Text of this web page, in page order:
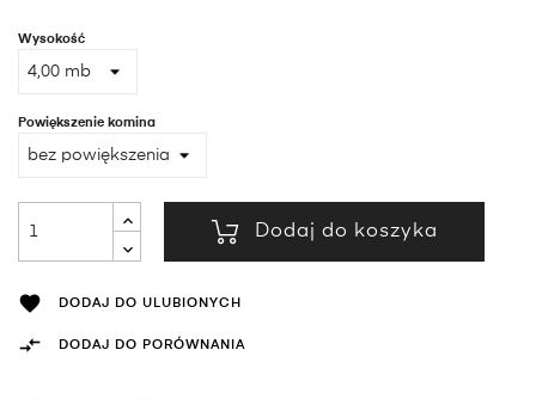
Wysokość
Powiększenie komina
Dodaj do koszyka
 DODAJ DO ULUBIONYCH
 DODAJ DO PORÓWNANIA